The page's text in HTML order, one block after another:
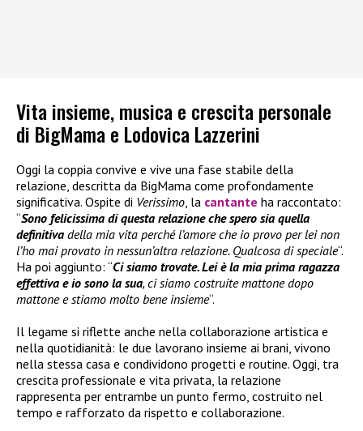
Vita insieme, musica e crescita personale
di BigMama e Lodovica Lazzerini
Oggi la coppia convive e vive una fase stabile della
relazione, descritta da BigMama come profondamente
significativa. Ospite di Verissimo , la cantante ha raccontato:
“Sono felicissima di questa relazione che spero sia quella
definitiva della mia vita perché l’amore che io provo per lei non
l’ho mai provato in nessun’altra relazione. Qualcosa di speciale“.
Ha poi aggiunto: “Ci siamo trovate. Lei è la mia prima ragazza
effettiva e io sono la sua, ci siamo costruite mattone dopo
mattone e stiamo molto bene insieme“.
Il legame si riflette anche nella collaborazione artistica e
nella quotidianità: le due lavorano insieme ai brani, vivono
nella stessa casa e condividono progetti e routine. Oggi, tra
crescita professionale e vita privata, la relazione
rappresenta per entrambe un punto fermo, costruito nel
tempo e rafforzato da rispetto e collaborazione.